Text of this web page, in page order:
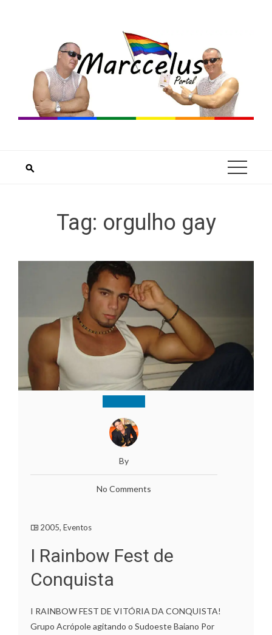
Tag: orgulho gay
By
No Comments
2005, Eventos
I Rainbow Fest de
Conquista
I RAINBOW FEST DE VITÓRIA DA CONQUISTA!
Grupo Acrópole agitando o Sudoeste Baiano Por